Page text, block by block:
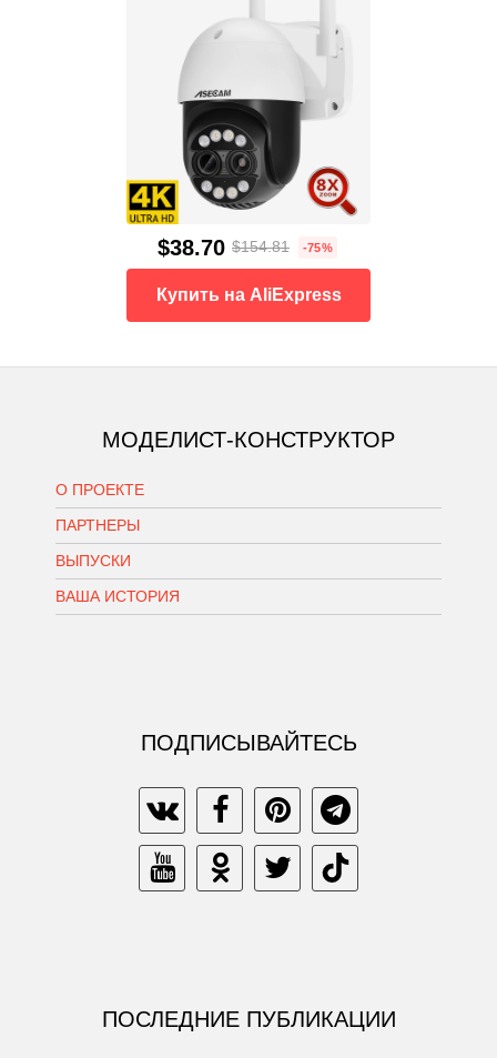
$38.70 $154.81 -75%
Купить на AliExpress
МОДЕЛИСТ-КОНСТРУКТОР
О ПРОЕКТЕ
ПАРТНЕРЫ
ВЫПУСКИ
ВАША ИСТОРИЯ
ПОДПИСЫВАЙТЕСЬ
ПОСЛЕДНИЕ ПУБЛИКАЦИИ